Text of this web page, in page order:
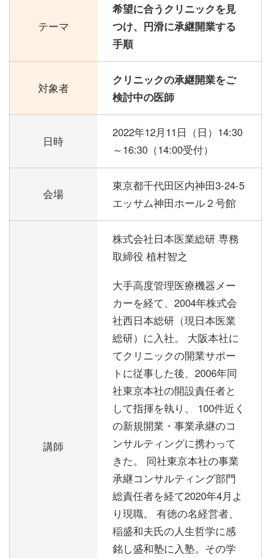
テーマ
希望に合うクリニックを見
つけ、円滑に承継開業する
手順
対象者
クリニックの承継開業をご
検討中の医師
日時
2022年12月11日（日） 14:30
～16:30（14:00受付）
会場
東京都千代田区内神田3-24-5
エッサム神田ホール２号館
講師
株式会社日本医業総研 専務
取締役 植村智之
大手高度管理医療機器メー
カーを経て、2004年株式会
社西日本総研（現日本医業
総研）に入社。 大阪本社に
てクリニックの開業サポー
トに従事した後、2006年同
社東京本社の開設責任者と
して指揮を執り、 100件近く
の新規開業・事業承継のコ
ンサルティングに携わって
きた。 同社東京本社の事業
承継コンサルティング部門
総責任者を経て2020年4月よ
り現職。 有徳の名経営者、
稲盛和夫氏の人生哲学に感
銘し盛和塾に入塾。その学